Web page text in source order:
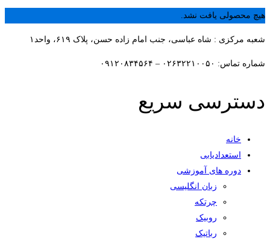
هیچ محصولی یافت نشد.
شعبه مرکزی : شاه عباسی، جنب امام زاده حسن، پلاک ۶۱۹، واحد۱​
شماره تماس: ۰۲۶۳۲۲۱۰۰۵۰ – ۰۹۱۲۰۸۳۴۵۶۴
دسترسی سریع
خانه
استعدادیابی
دوره های آموزشی
زبان انگلیسی
چرتکه
روبیک
رباتیک